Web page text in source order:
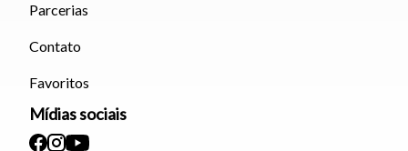
Parcerias
Contato
Favoritos
Mídias sociais